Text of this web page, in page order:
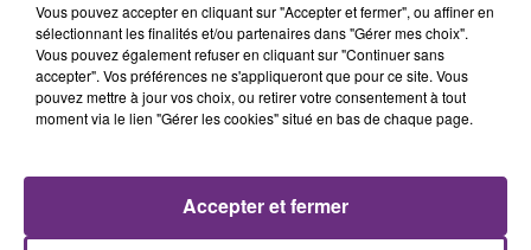
Soiree Mondaine Shotgun
21h07
21h07 21h03
21h03
Vous pouvez accepter en cliquant sur "Accepter et fermer", ou affiner en
sélectionnant les finalités et/ou partenaires dans "Gérer mes choix".
Vous pouvez également refuser en cliquant sur "Continuer sans
accepter". Vos préférences ne s'appliqueront que pour ce site. Vous
pouvez mettre à jour vos choix, ou retirer votre consentement à tout
moment via le lien "Gérer les cookies" situé en bas de chaque page.
Accepter et fermer